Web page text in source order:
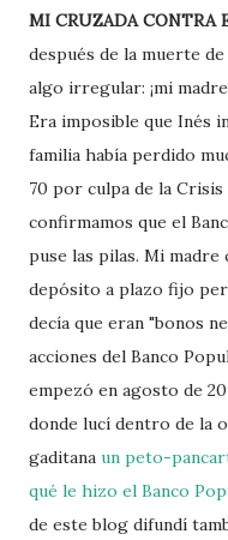
MI CRUZADA CONTRA
después de la muerte
algo irregular: ¡mi
Era imposible que Inés
familia había perdido
70 por culpa de la
confirmamos que el
puse las pilas. Mi
depósito a plazo fijo
decía que eran "bonos
acciones del Banco
empezó en agosto de
donde lucí dentro de la
gaditana un peto-
qué le hizo el Banco
de este blog difundí